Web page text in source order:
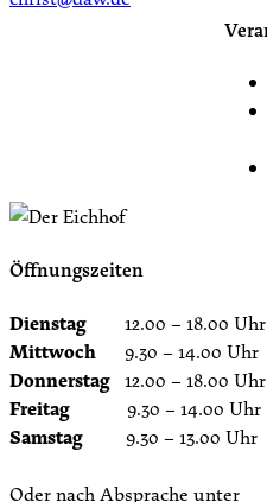
Öffnungszeiten
Dienstag 12.00 – 18.00 Uhr
Mittwoch 9.30 – 14.00 Uhr
Donnerstag 12.00 – 18.00 Uhr
Freitag 9.30 – 14.00 Uhr
Samstag 9.30 – 13.00 Uhr
Oder nach Absprache unter